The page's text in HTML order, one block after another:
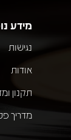
מידע
נגישות
אודות
תקנון
מדריך